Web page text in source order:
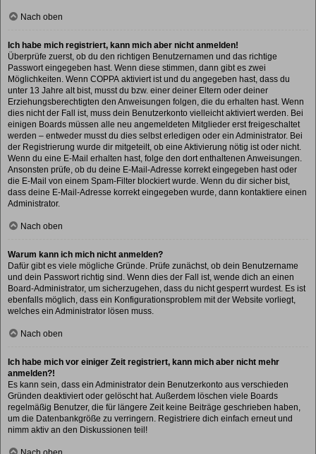
Nach oben
Ich habe mich registriert, kann mich aber nicht anmelden!
Überprüfe zuerst, ob du den richtigen Benutzernamen und das richtige
Passwort eingegeben hast. Wenn diese stimmen, dann gibt es zwei
Möglichkeiten. Wenn COPPA aktiviert ist und du angegeben hast, dass du
unter 13 Jahre alt bist, musst du bzw. einer deiner Eltern oder deiner
Erziehungsberechtigten den Anweisungen folgen, die du erhalten hast. Wenn
dies nicht der Fall ist, muss dein Benutzerkonto vielleicht aktiviert werden. Bei
einigen Boards müssen alle neu angemeldeten Mitglieder erst freigeschaltet
werden – entweder musst du dies selbst erledigen oder ein Administrator. Bei
der Registrierung wurde dir mitgeteilt, ob eine Aktivierung nötig ist oder nicht.
Wenn du eine E-Mail erhalten hast, folge den dort enthaltenen Anweisungen.
Ansonsten prüfe, ob du deine E-Mail-Adresse korrekt eingegeben hast oder
die E-Mail von einem Spam-Filter blockiert wurde. Wenn du dir sicher bist,
dass deine E-Mail-Adresse korrekt eingegeben wurde, dann kontaktiere einen
Administrator.
Nach oben
Warum kann ich mich nicht anmelden?
Dafür gibt es viele mögliche Gründe. Prüfe zunächst, ob dein Benutzername
und dein Passwort richtig sind. Wenn dies der Fall ist, wende dich an einen
Board-Administrator, um sicherzugehen, dass du nicht gesperrt wurdest. Es ist
ebenfalls möglich, dass ein Konfigurationsproblem mit der Website vorliegt,
welches ein Administrator lösen muss.
Nach oben
Ich habe mich vor einiger Zeit registriert, kann mich aber nicht mehr
anmelden?!
Es kann sein, dass ein Administrator dein Benutzerkonto aus verschieden
Gründen deaktiviert oder gelöscht hat. Außerdem löschen viele Boards
regelmäßig Benutzer, die für längere Zeit keine Beiträge geschrieben haben,
um die Datenbankgröße zu verringern. Registriere dich einfach erneut und
nimm aktiv an den Diskussionen teil!